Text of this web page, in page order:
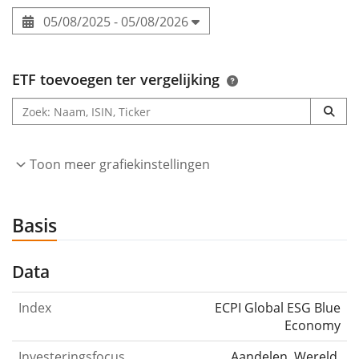
05/08/2025 - 05/08/2026
ETF toevoegen ter vergelijking
Toon meer grafiekinstellingen
Basis
Data
Index
ECPI Global ESG Blue
Economy